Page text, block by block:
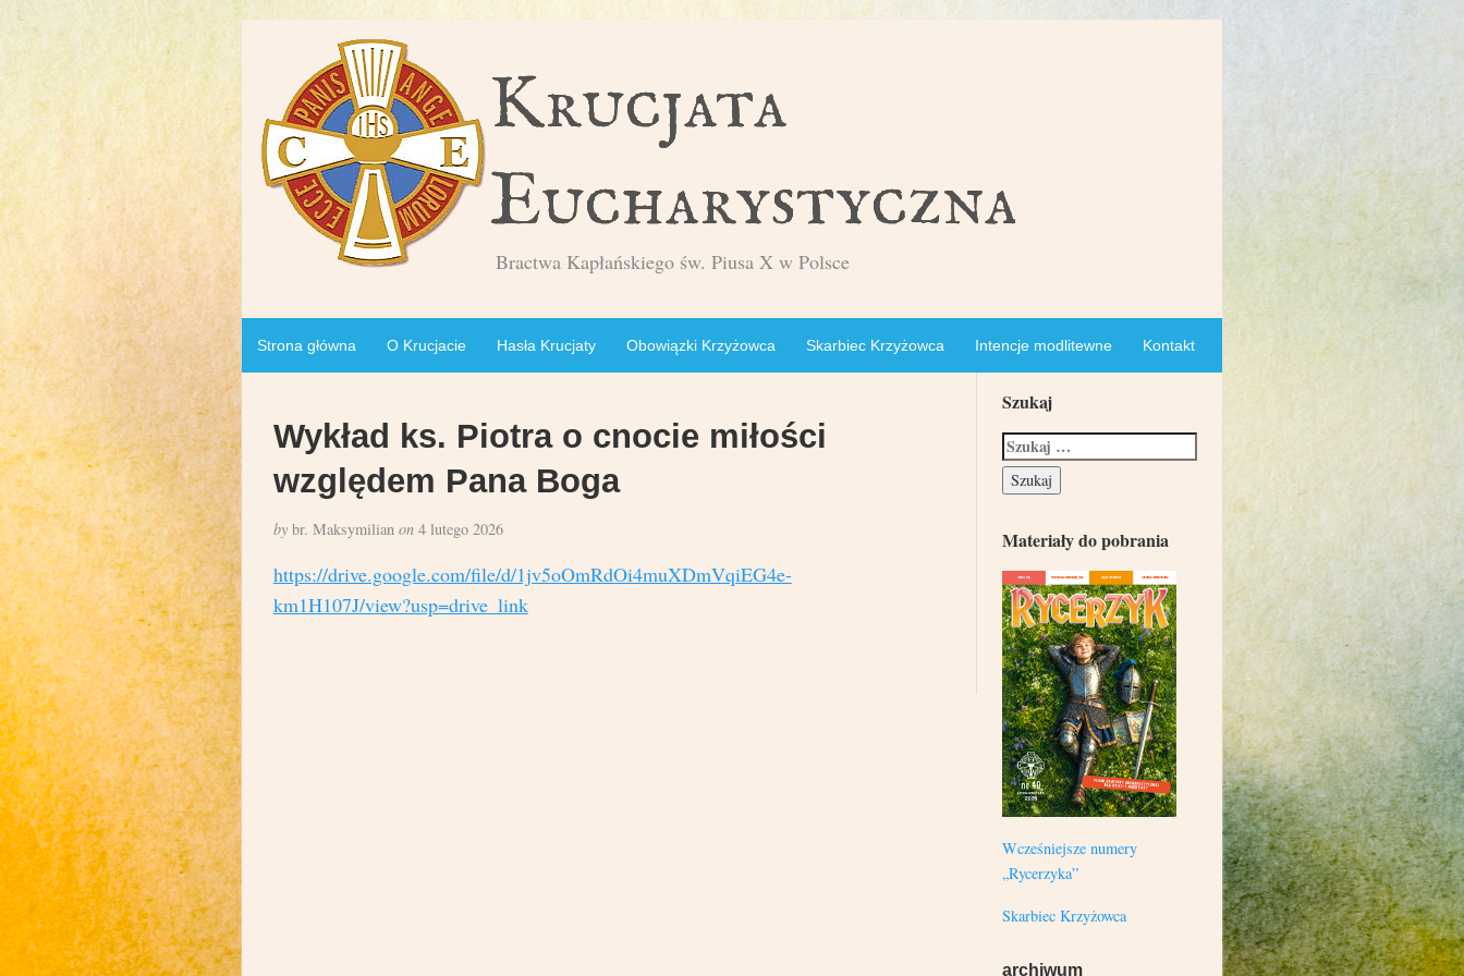
Bractwa Kapłańskiego św. Piusa X w Polsce
Strona główna O Krucjacie Hasła Krucjaty Obowiązki Krzyżowca Skarbiec Krzyżowca Intencje modlitewne Kontakt
Wykład ks. Piotra o cnocie miłości
względem Pana Boga
bybr. Maksymilian on4 lutego 2026
https://drive.google.com/file/d/1jv5oOmRdOi4muXDmVqiEG4e-
km1H107J/view?usp=drive_link
Szukaj
Materiały do pobrania
Wcześniejsze numery
„Rycerzyka”
Skarbiec Krzyżowca
archiwum